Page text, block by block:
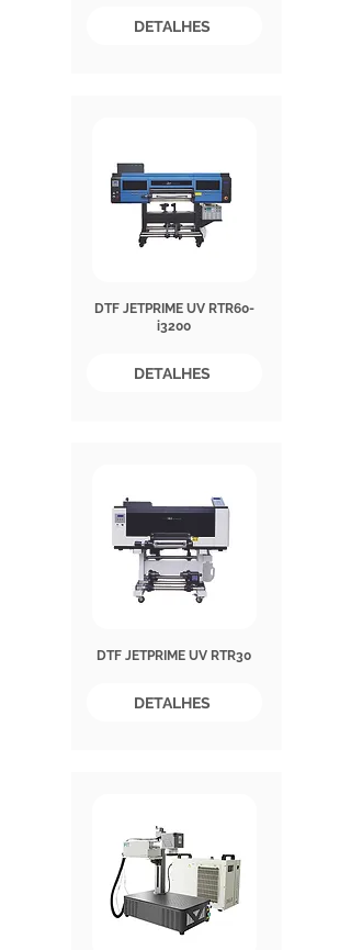
DETALHES
DTF JETPRIME UV RTR60-
i3200
DETALHES
DTF JETPRIME UV RTR30
DETALHES